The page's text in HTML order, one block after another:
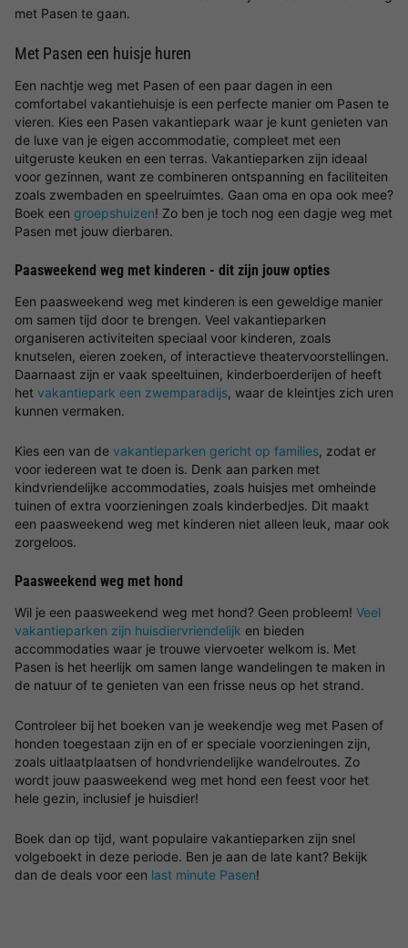
met Pasen te gaan.
Met Pasen een huisje huren
Een nachtje weg met Pasen of een paar dagen in een
comfortabel vakantiehuisje is een perfecte manier om Pasen te
vieren. Kies een Pasen vakantiepark waar je kunt genieten van
de luxe van je eigen accommodatie, compleet met een
uitgeruste keuken en een terras. Vakantieparken zijn ideaal
voor gezinnen, want ze combineren ontspanning en faciliteiten
zoals zwembaden en speelruimtes. Gaan oma en opa ook mee?
Boek een groepshuizen! Zo ben je toch nog een dagje weg met
Pasen met jouw dierbaren.
Paasweekend weg met kinderen - dit zijn jouw opties
Een paasweekend weg met kinderen is een geweldige manier
om samen tijd door te brengen. Veel vakantieparken
organiseren activiteiten speciaal voor kinderen, zoals
knutselen, eieren zoeken, of interactieve theatervoorstellingen.
Daarnaast zijn er vaak speeltuinen, kinderboerderijen of heeft
het vakantiepark een zwemparadijs, waar de kleintjes zich uren
kunnen vermaken.
Kies een van de vakantieparken gericht op families, zodat er
voor iedereen wat te doen is. Denk aan parken met
kindvriendelijke accommodaties, zoals huisjes met omheinde
tuinen of extra voorzieningen zoals kinderbedjes. Dit maakt
een paasweekend weg met kinderen niet alleen leuk, maar ook
zorgeloos.
Paasweekend weg met hond
Wil je een paasweekend weg met hond? Geen probleem! Veel
vakantieparken zijn huisdiervriendelijk en bieden
accommodaties waar je trouwe viervoeter welkom is. Met
Pasen is het heerlijk om samen lange wandelingen te maken in
de natuur of te genieten van een frisse neus op het strand.
Controleer bij het boeken van je weekendje weg met Pasen of
honden toegestaan zijn en of er speciale voorzieningen zijn,
zoals uitlaatplaatsen of hondvriendelijke wandelroutes. Zo
wordt jouw paasweekend weg met hond een feest voor het
hele gezin, inclusief je huisdier!
Boek dan op tijd, want populaire vakantieparken zijn snel
volgeboekt in deze periode. Ben je aan de late kant? Bekijk
dan de deals voor een last minute Pasen!